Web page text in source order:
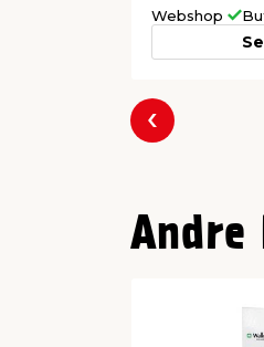
Webshop
Forrige
Andre